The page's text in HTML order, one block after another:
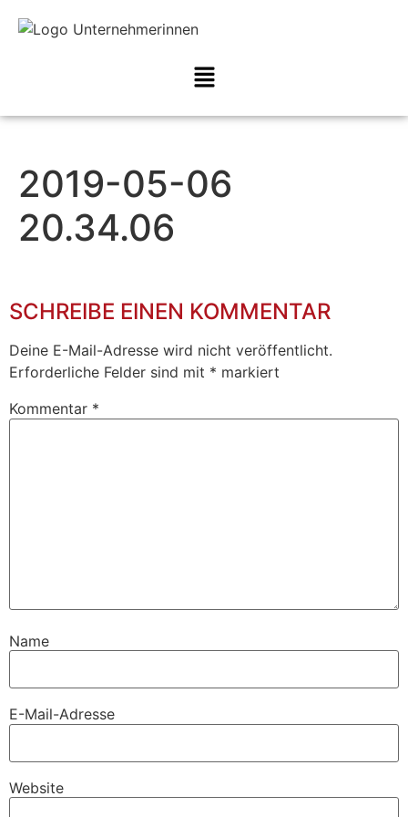
2019-05-06
20.34.06
SCHREIBE EINEN KOMMENTAR
Deine E-Mail-Adresse wird nicht veröffentlicht.
Erforderliche Felder sind mit * markiert
Kommentar *
Name
E-Mail-Adresse
Website